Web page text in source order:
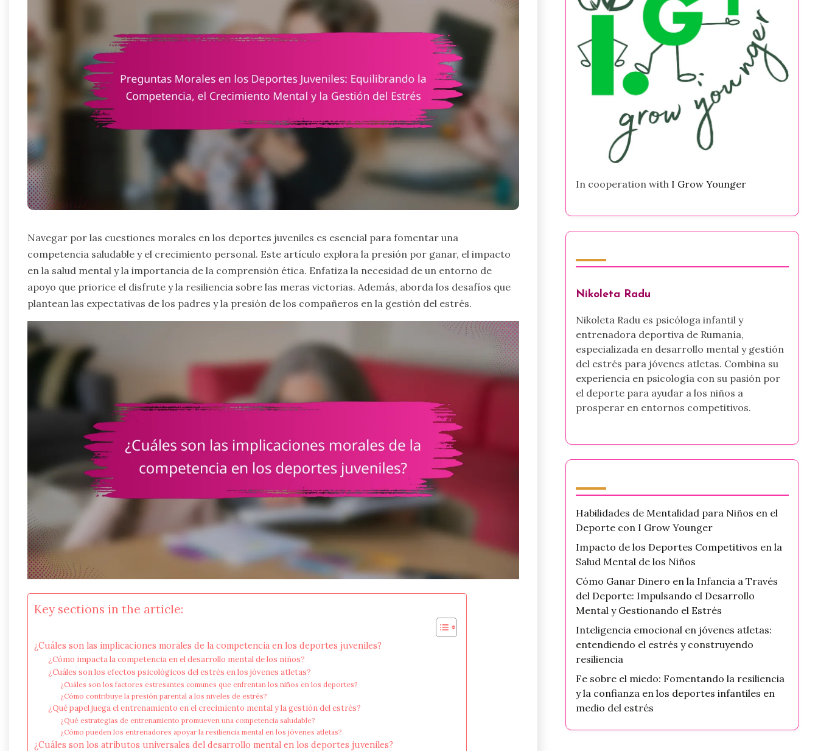
Navegar por las cuestiones morales en los deportes juveniles es esencial para fomentar una
competencia saludable y el crecimiento personal. Este artículo explora la presión por ganar, el impacto
en la salud mental y la importancia de la comprensión ética. Enfatiza la necesidad de un entorno de
apoyo que priorice el disfrute y la resiliencia sobre las meras victorias. Además, aborda los desafíos que
plantean las expectativas de los padres y la presión de los compañeros en la gestión del estrés.
Key sections in the article:
¿Cuáles son las implicaciones morales de la competencia en los deportes juveniles?
¿Cómo impacta la competencia en el desarrollo mental de los niños?
¿Cuáles son los efectos psicológicos del estrés en los jóvenes atletas?
¿Cuáles son los factores estresantes comunes que enfrentan los niños en los deportes?
¿Cómo contribuye la presión parental a los niveles de estrés?
¿Qué papel juega el entrenamiento en el crecimiento mental y la gestión del estrés?
¿Qué estrategias de entrenamiento promueven una competencia saludable?
¿Cómo pueden los entrenadores apoyar la resiliencia mental en los jóvenes atletas?
¿Cuáles son los atributos universales del desarrollo mental en los deportes juveniles?
In cooperation with I Grow Younger
Nikoleta Radu
Nikoleta Radu es psicóloga infantil y
entrenadora deportiva de Rumanía,
especializada en desarrollo mental y gestión
del estrés para jóvenes atletas. Combina su
experiencia en psicología con su pasión por
el deporte para ayudar a los niños a
prosperar en entornos competitivos.
Habilidades de Mentalidad para Niños en el
Deporte con I Grow Younger
Impacto de los Deportes Competitivos en la
Salud Mental de los Niños
Cómo Ganar Dinero en la Infancia a Través
del Deporte: Impulsando el Desarrollo
Mental y Gestionando el Estrés
Inteligencia emocional en jóvenes atletas:
entendiendo el estrés y construyendo
resiliencia
Fe sobre el miedo: Fomentando la resiliencia
y la confianza en los deportes infantiles en
medio del estrés